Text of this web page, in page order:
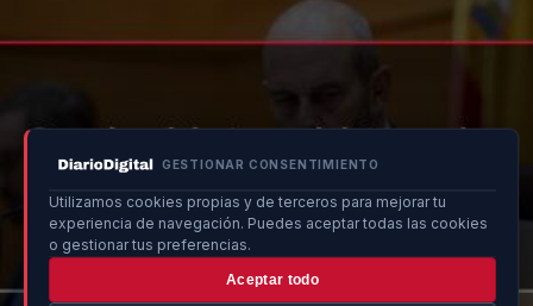
GESTIONAR CONSENTIMIENTO
Utilizamos cookies propias y de terceros para mejorar tu
experiencia de navegación. Puedes aceptar todas las cookies
o gestionar tus preferencias.
Aceptar todo